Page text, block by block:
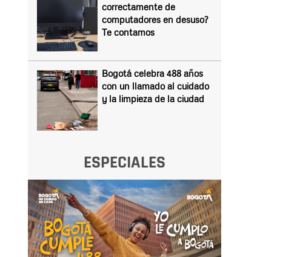
correctamente de
computadores en desuso?
Te contamos
Bogotá celebra 488 años
con un llamado al cuidado
y la limpieza de la ciudad
ESPECIALES